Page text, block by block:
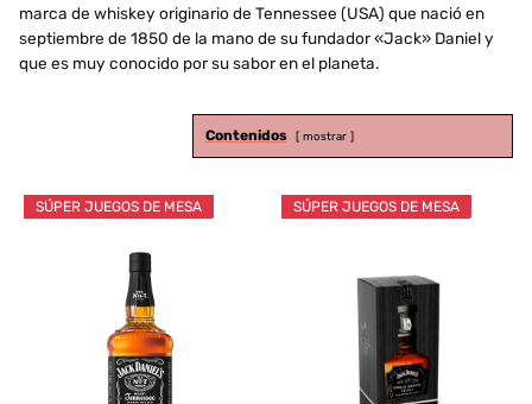
marca de whiskey originario de Tennessee (USA) que nació en
septiembre de 1850 de la mano de su fundador «Jack» Daniel y
que es muy conocido por su sabor en el planeta.
Contenidos mostrar
SÚPER JUEGOS DE MESA SÚPER JUEGOS DE MESA